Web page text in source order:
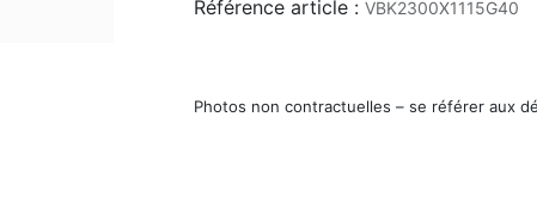
Référence article : VBK2300X1115G40
Photos non contractuelles – se référer aux